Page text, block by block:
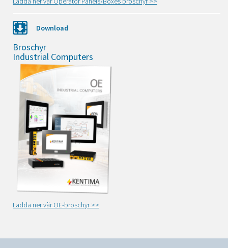
Download
Broschyr
Industrial Computers
Ladda ner vår OE-broschyr >>